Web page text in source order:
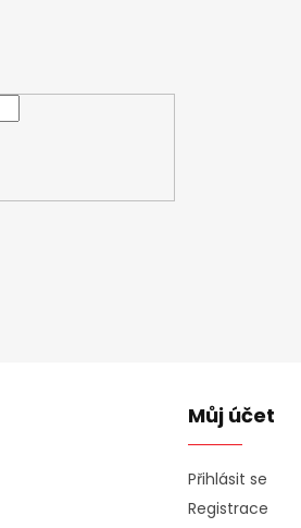
Můj účet
Přihlásit se
Registrace